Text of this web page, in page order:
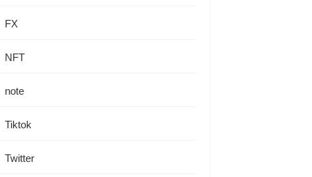
FX
NFT
note
Tiktok
Twitter